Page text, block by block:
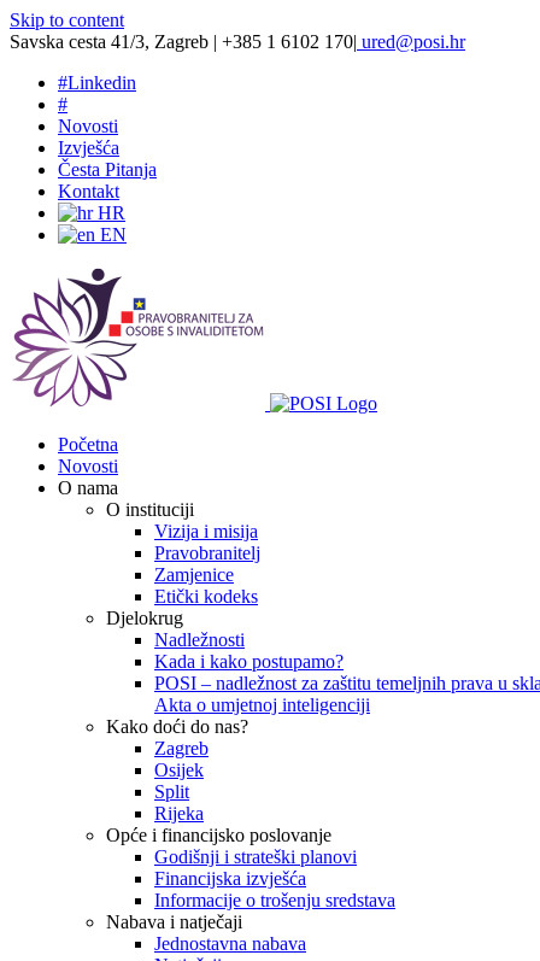
Skip to content
Savska cesta 41/3, Zagreb | +385 1 6102 170| ured@posi.hr
#Linkedin
#
Novosti
Izvješća
Česta Pitanja
Kontakt
HR
EN
Početna
Novosti
O nama
O instituciji
Vizija i misija
Pravobranitelj
Zamjenice
Etički kodeks
Djelokrug
Nadležnosti
Kada i kako postupamo?
POSI – nadležnost za zaštitu temeljnih prava u
Akta o umjetnoj inteligenciji
Kako doći do nas?
Zagreb
Osijek
Split
Rijeka
Opće i financijsko poslovanje
Godišnji i strateški planovi
Financijska izvješća
Informacije o trošenju sredstava
Nabava i natječaji
Jednostavna nabava